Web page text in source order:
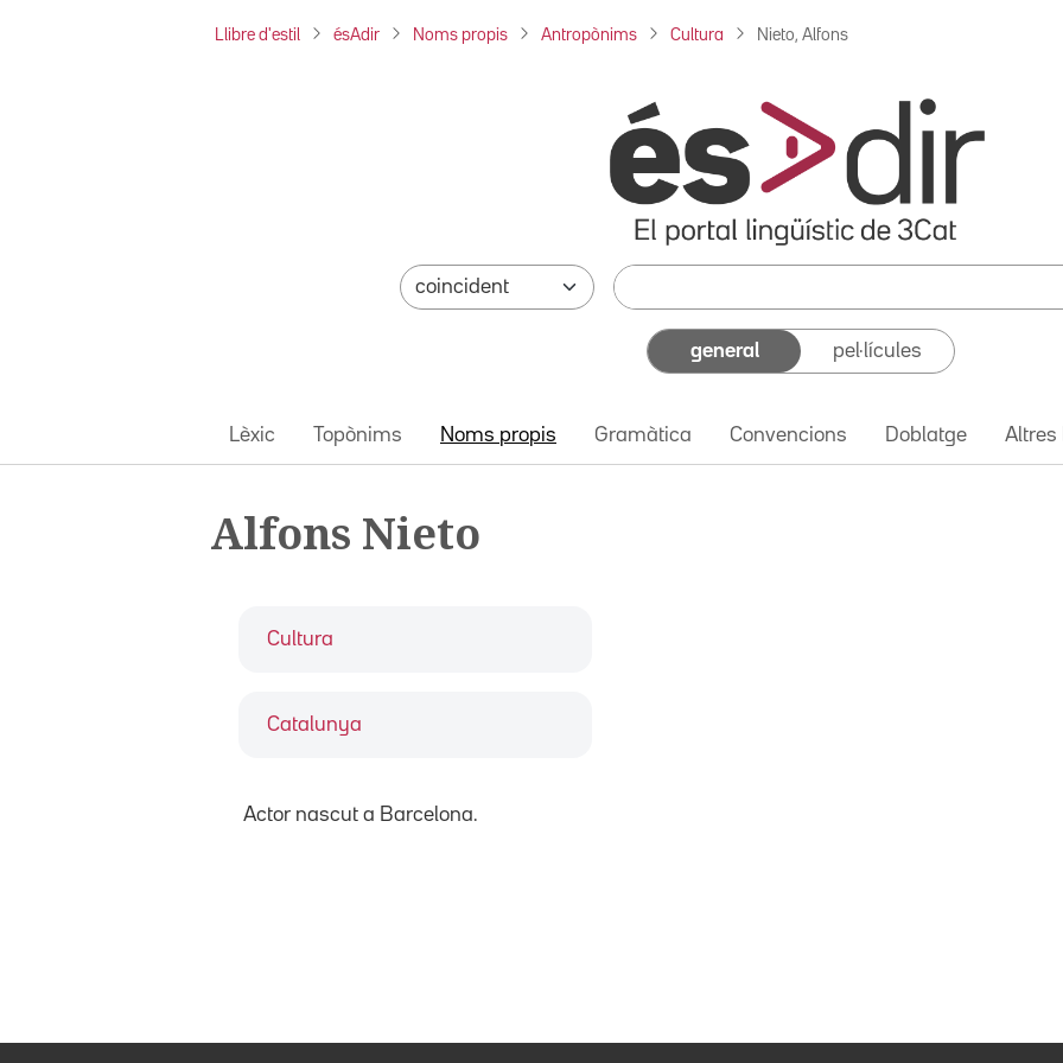
Llibre d'estil ésAdir Noms propis Antropònims Cultura Nieto, Alfons
general pel·lícules
Lèxic Topònims Noms propis Gramàtica Convencions Doblatge Altres
Alfons Nieto
Cultura
Catalunya
Actor nascut a Barcelona.